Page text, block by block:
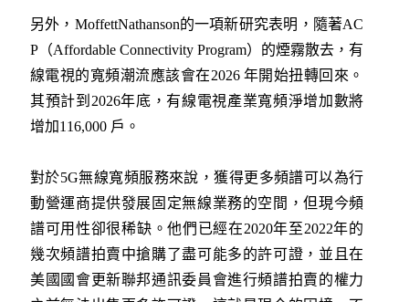
另外，MoffettNathanson的一項新研究表明，隨著AC
P（Affordable Connectivity Program）的煙霧散去，有
線電視的寬頻潮流應該會在2026 年開始扭轉回來。
其預計到2026年底，有線電視產業寬頻淨增加數將
增加116,000 戶。
對於5G無線寬頻服務來說，獲得更多頻譜可以為行
動營運商提供發展固定無線業務的空間，但現今頻
譜可用性卻很稀缺。他們已經在2020年至2022年的
幾次頻譜拍賣中搶購了盡可能多的許可證，並且在
美國國會更新聯邦通訊委員會進行頻譜拍賣的權力